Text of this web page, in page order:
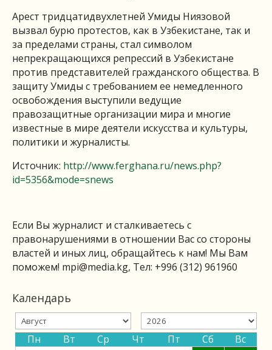
Арест тридцатидвухлетней Умиды Ниязовой
вызвал бурю протестов, как в Узбекистане, так и
за пределами страны, стал символом
непрекращающихся репрессий в Узбекистане
против представителей гражданского общества. В
защиту Умиды с требованием ее немедленного
освобождения выступили ведущие
правозащитные организации мира и многие
известные в мире деятели искусства и культуры,
политики и журналисты.
Источник: http://www.ferghana.ru/news.php?
id=5356&mode=snews
Если Вы журналист и сталкиваетесь с
правонарушениями в отношении Вас со стороны
властей и иных лиц, обращайтесь к нам! Мы Вам
поможем! mpi@media.kg, Тел: +996 (312) 961960
Календарь
Пн Вт Ср Чт Пт Сб
Вс